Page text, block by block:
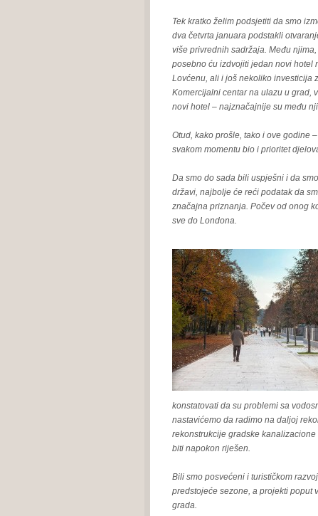
Tek kratko želim podsjetiti da smo
dva četvrta januara podstakli
više privrednih sadržaja. Među njima,
posebno ću izdvojiti jedan novi hotel
Lovćenu, ali i još nekoliko investicija
Komercijalni centar na ulazu u grad,
novi hotel – najznačajnije su među
Otud, kako prošle, tako i ove godine
svakom momentu bio i prioritet
Da smo do sada bili uspješni i da
državi, najbolje će reći podatak da
značajna priznanja. Počev od onog
sve do Londona.
konstatovati da su problemi sa
nastavićemo da radimo na daljoj
rekonstrukcije gradske
biti napokon riješen.
Bili smo posvećeni i turističkom
predstojeće sezone, a projekti poput
grada.